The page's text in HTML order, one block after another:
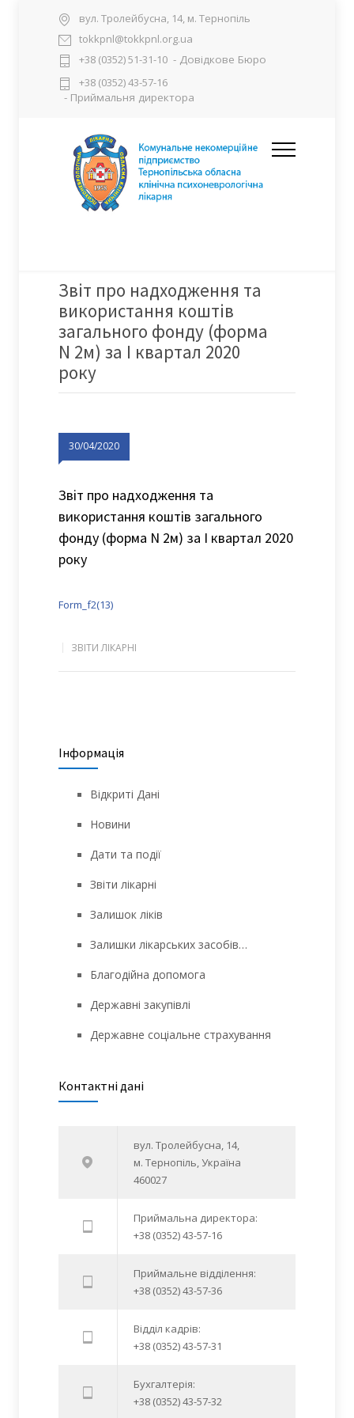
вул. Тролейбусна, 14, м. Тернопіль
tokkpnl@tokkpnl.org.ua
+38 (0352) 51-31-10 - Довідкове Бюро
+38 (0352) 43-57-16
- Приймальня директора
Звіт про надходження та
використання коштів
загального фонду (форма
N 2м) за I квартал 2020
року
30/04/2020
Звіт про надходження та
використання коштів загального
фонду (форма N 2м) за I квартал 2020
року
Form_f2(13)
ЗВІТИ ЛІКАРНІ
Інформація
Відкриті Дані
Новини
Дати та події
Звіти лікарні
Залишок ліків
Залишки лікарських засобів…
Благодійна допомога
Державні закупівлі
Державне соціальне страхування
Контактні дані
вул. Тролейбусна, 14,
м. Тернопіль, Україна
460027
Приймальна директора:
+38 (0352) 43-57-16
Приймальне відділення:
+38 (0352) 43-57-36
Відділ кадрів:
+38 (0352) 43-57-31
Бухгалтерія:
+38 (0352) 43-57-32